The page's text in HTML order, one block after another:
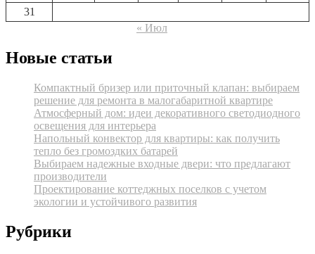
31
« Июл
Новые статьи
Компактный бризер или приточный клапан: выбираем
решение для ремонта в малогабаритной квартире
Атмосферный дом: идеи декоративного светодиодного
освещения для интерьера
Напольный конвектор для квартиры: как получить
тепло без громоздких батарей
Выбираем надежные входные двери: что предлагают
производители
Проектирование коттеджных поселков с учетом
экологии и устойчивого развития
Рубрики